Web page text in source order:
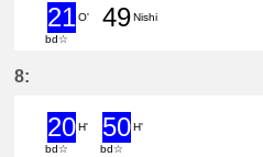
21O'
bd☆
49Nishi
8:
20H'
bd☆
50H'
bd☆